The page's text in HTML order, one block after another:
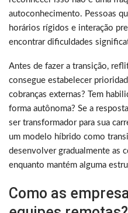
autoconhecimento. Pessoas
horários rígidos e interação
encontrar dificuldades
Antes de fazer a transição,
consegue estabelecer
cobranças externas? Tem
forma autônoma? Se a
ser transformador para sua
um modelo híbrido como
desenvolver gradualmente as
enquanto mantém alguma
Como as